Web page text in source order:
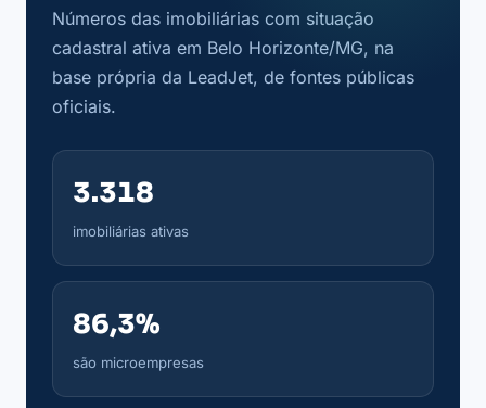
Números das imobiliárias com situação
cadastral ativa em Belo Horizonte/MG, na
base própria da LeadJet, de fontes públicas
oficiais.
3.318
imobiliárias ativas
86,3%
são microempresas